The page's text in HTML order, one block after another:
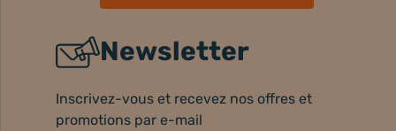
Newsletter
Inscrivez-vous et recevez nos offres et
promotions par e-mail